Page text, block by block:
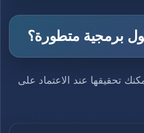
برمجية متطورة؟
تحقيقها عند الاعتماد على